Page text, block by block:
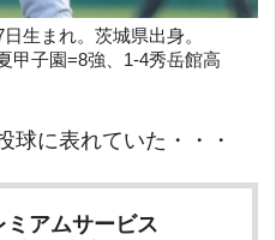
生まれ。茨城県出身。
甲子園=8強、1-4秀岳館高
に表れていた・・・
ミアムサービス